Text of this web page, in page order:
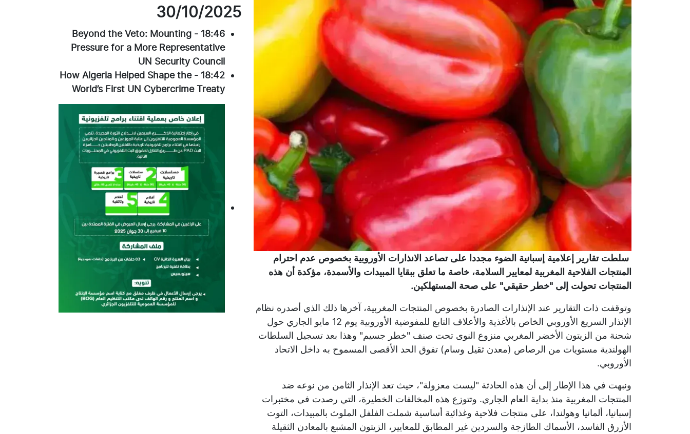
سلطت تقارير إعلامية إسبانية الضوء مجددا على تصاعد الانذارات الأوروبية بخصوص عدم احترام
المنتجات الفلاحية المغربية لمعايير السلامة، خاصة ما تعلق ببقايا المبيدات والأسمدة، مؤكدة أن هذه
المنتجات تحولت إلى "خطر حقيقي" على صحة المستهلكين.
وتوقفت ذات التقارير عند الإنذارات الصادرة بخصوص المنتجات المغربية، آخرها ذلك الذي أصدره نظام
الإنذار السريع الأوروبي الخاص بالأغذية والأعلاف التابع للمفوضية الأوروبية يوم 12 مايو الجاري حول
شحنة من الزيتون الأخضر المغربي منزوع النوى تحت صنف "خطر جسيم" وهذا بعد تسجيل السلطات
الهولندية مستويات من الرصاص (معدن ثقيل وسام) تفوق الحد الأقصى المسموح به داخل الاتحاد
الأوروبي.
ونبهت في هذا الإطار إلى أن هذه الحادثة "ليست معزولة"، حيث تعد الإنذار الثامن من نوعه ضد
المنتجات المغربية منذ بداية العام الجاري. وتتوزع هذه المخالفات الخطيرة، التي رصدت في مختبرات
إسبانيا، ألمانيا وهولندا، على منتجات فلاحية وغذائية أساسية شملت الفلفل الملوث بالمبيدات، التوت
الأزرق الفاسد، الأسماك الطازجة والسردين غير المطابق للمعايير، الزيتون المشبع بالمعادن الثقيلة
30/10/2025
18:46
-
Beyond the Veto: Mounting
Pressure for a More Representative
UN Security Council
18:42
-
How Algeria Helped Shape the
World’s First UN Cybercrime Treaty